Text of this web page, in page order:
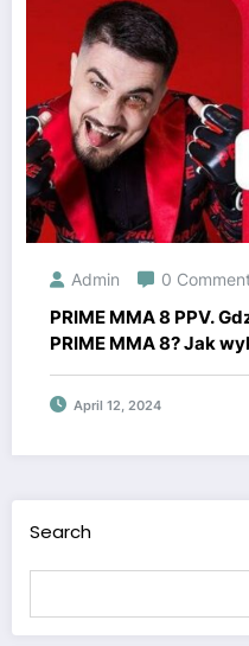
Admin 0
PRIME MMA 8 PPV.
PRIME MMA 8? Jak
cena PPV PRIME 8
April 12, 2024
Search